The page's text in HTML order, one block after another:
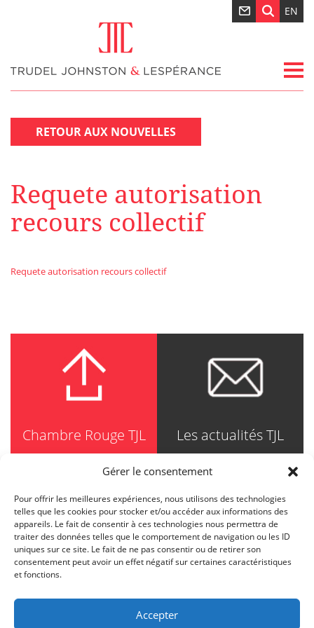
Gérer le consentement
Pour offrir les meilleures expériences, nous utilisons des technologies
telles que les cookies pour stocker et/ou accéder aux informations des
appareils. Le fait de consentir à ces technologies nous permettra de
traiter des données telles que le comportement de navigation ou les ID
uniques sur ce site. Le fait de ne pas consentir ou de retirer son
consentement peut avoir un effet négatif sur certaines caractéristiques
et fonctions.
Accepter
EN
RETOUR AUX NOUVELLES
Requete autorisation
recours collectif
Requete autorisation recours collectif
Chambre Rouge TJL Les actualités TJL
TRUDEL JOHNSTON & LESPÉRANCE
Avocats / Barristers & Solicitors
750, Côte de la Place d'Armes, Suite 90
Montréal (Quebec) H2Y 2X8
T514 871-8385
1-844-588-8385
info@tjl.quebec